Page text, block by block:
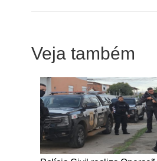
Veja também
Notícias Católicas